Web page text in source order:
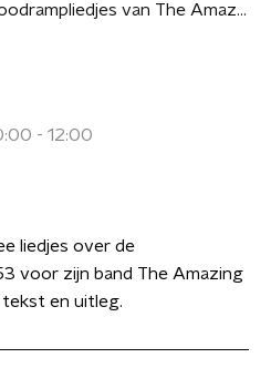
Watersnoodrampliedjes van The Amazing Stroopwafels
- 12:00
liedjes over de
voor zijn band The Amazing
en uitleg.